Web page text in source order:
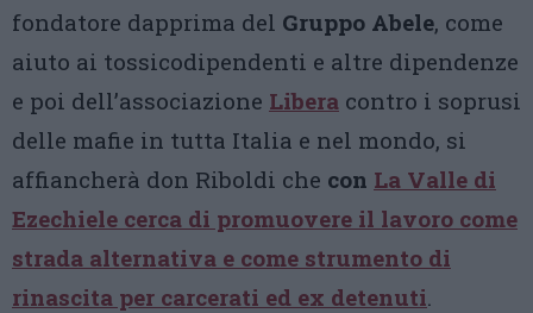
fondatore dapprima del Gruppo Abele, come
aiuto ai tossicodipendenti e altre dipendenze
e poi dell’associazione Libera contro i soprusi
delle mafie in tutta Italia e nel mondo, si
affiancherà don Riboldi che con La Valle di
Ezechiele cerca di promuovere il lavoro come
strada alternativa e come strumento di
rinascita per carcerati ed ex detenuti.